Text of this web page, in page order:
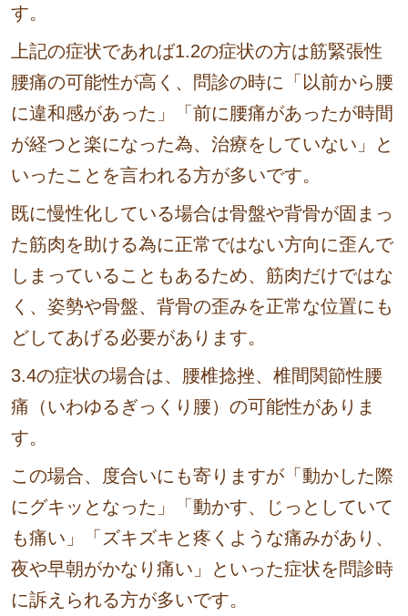
す。
上記の症状であれば1.2の症状の方は筋緊張性
腰痛の可能性が高く、問診の時に「以前から腰
に違和感があった」「前に腰痛があったが時間
が経つと楽になった為、治療をしていない」と
いったことを言われる方が多いです。
既に慢性化している場合は骨盤や背骨が固まっ
た筋肉を助ける為に正常ではない方向に歪んで
しまっていることもあるため、筋肉だけではな
く、姿勢や骨盤、背骨の歪みを正常な位置にも
どしてあげる必要があります。
3.4の症状の場合は、腰椎捻挫、椎間関節性腰
痛（いわゆるぎっくり腰）の可能性がありま
す。
この場合、度合いにも寄りますが「動かした際
にグキッとなった」「動かす、じっとしていて
も痛い」「ズキズキと疼くような痛みがあり、
夜や早朝がかなり痛い」といった症状を問診時
に訴えられる方が多いです。